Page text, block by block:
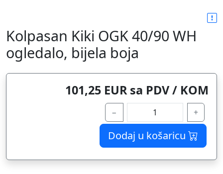
Kolpasan Kiki OGK 40/90 WH
ogledalo, bijela boja
101,25 EUR sa PDV / KOM
− +
Dodaj u košaricu